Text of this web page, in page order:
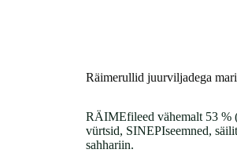
Räimerullid juurviljadega
RÄIMEfileed vähemalt 53 %
vürtsid, SINEPIseemned,
sahhariin.